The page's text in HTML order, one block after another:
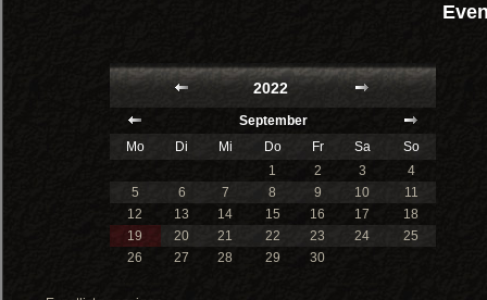
2022
September
Mo
Di Mi Do Fr Sa
So
1
2 3
4
5
6 7 8 9 10
11
12
13 14 15 16 17
18
19
20 21 22 23 24
25
26
27 28 29 30